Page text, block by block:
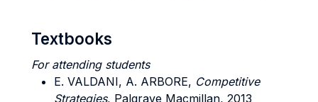
Textbooks
For attending students
E. VALDANI, A. ARBORE, Competitive
Strategies, Palgrave Macmillan, 2013